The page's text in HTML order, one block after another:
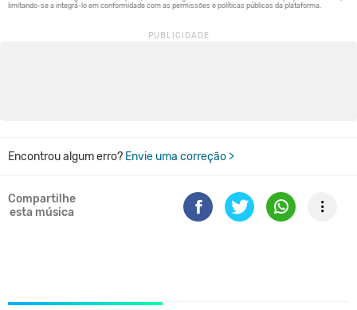
Encontrou algum erro? Envie uma correção >
Compartilhe
esta música